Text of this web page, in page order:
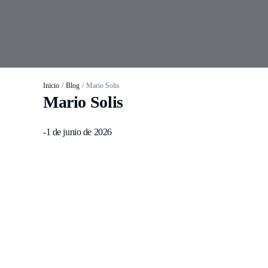
Inicio / Blog / Mario Solis
Mario Solis
-1 de junio de 2026